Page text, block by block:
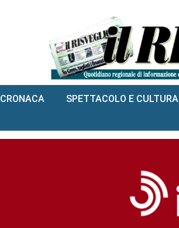
CRONACA SPETTACOLO E CULTURA